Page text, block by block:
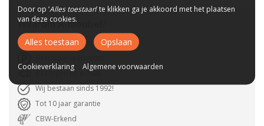
WaaromA-meubel
Laagste prijs van NL
Bezorgen bij u thuis
Wij bestaan sinds 1992!
Tot 10 jaar garantie
CBW-Erkend
Door op ‘Alles toestaan’ te klikken ga je akkoord met het plaatsen
van deze cookies.
Alles toestaan Opslaan
Cookieverklaring Algemene voorwaarden